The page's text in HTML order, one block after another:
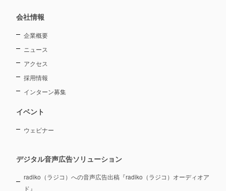
会社情報
企業概要
ニュース
アクセス
採用情報
インターン募集
イベント
ウェビナー
デジタル音声広告ソリューション
radiko（ラジコ）への音声広告出稿『radiko（ラジコ）オーディオア
ド』